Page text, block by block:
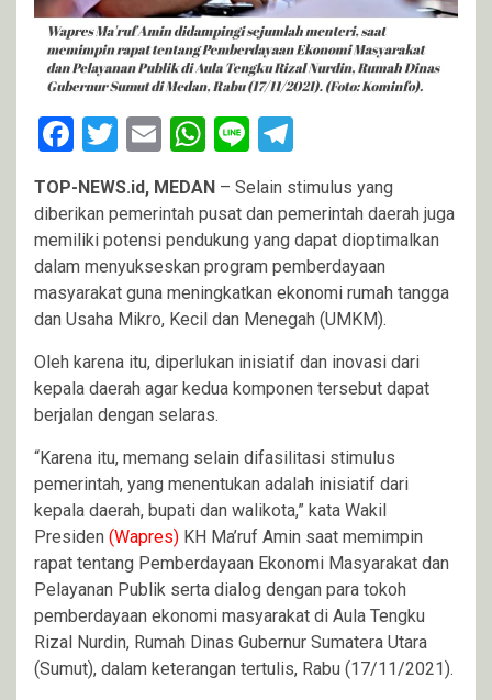
Facebook
Twitter
EmailWhatsApp
Line
TOP-NEWS.id, MEDAN – Selain stimulus yang
diberikan pemerintah pusat dan pemerintah daerah juga
memiliki potensi pendukung yang dapat dioptimalkan
dalam menyukseskan program pemberdayaan
masyarakat guna meningkatkan ekonomi rumah tangga
dan Usaha Mikro, Kecil dan Menegah (UMKM).
Oleh karena itu, diperlukan inisiatif dan inovasi dari
kepala daerah agar kedua komponen tersebut dapat
berjalan dengan selaras.
“Karena itu, memang selain difasilitasi stimulus
pemerintah, yang menentukan adalah inisiatif dari
kepala daerah, bupati dan walikota,” kata Wakil
Presiden (Wapres) KH Ma’ruf Amin saat memimpin
rapat tentang Pemberdayaan Ekonomi Masyarakat dan
Pelayanan Publik serta dialog dengan para tokoh
pemberdayaan ekonomi masyarakat di Aula Tengku
Rizal Nurdin, Rumah Dinas Gubernur Sumatera Utara
(Sumut), dalam keterangan tertulis, Rabu (17/11/2021).